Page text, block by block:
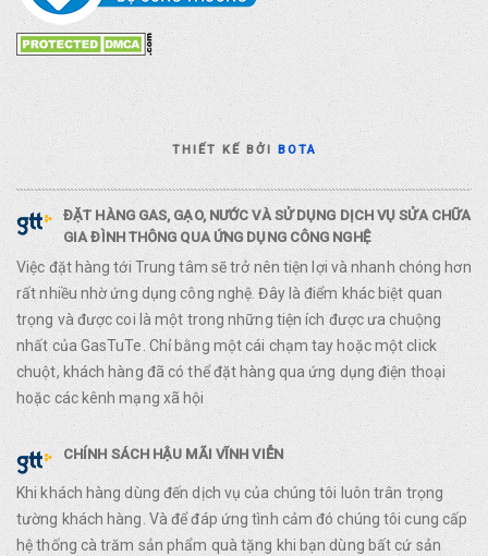
THIẾT KẾ BỞIBOTA
ĐẶT HÀNG GAS, GẠO, NƯỚC VÀ SỬ DỤNG DỊCH VỤ SỬA CHỮA
GIA ĐÌNH THÔNG QUA ỨNG DỤNG CÔNG NGHỆ
Việc đặt hàng tới Trung tâm sẽ trở nên tiện lợi và nhanh chóng hơn
rất nhiều nhờ ứng dụng công nghệ. Đây là điểm khác biệt quan
trọng và được coi là một trong những tiện ích được ưa chuộng
nhất của GasTuTe. Chỉ bằng một cái chạm tay hoặc một click
chuột, khách hàng đã có thể đặt hàng qua ứng dụng điện thoại
hoặc các kênh mạng xã hội
CHÍNH SÁCH HẬU MÃI VĨNH VIỄN
Khi khách hàng dùng đến dịch vụ của chúng tôi luôn trân trọng
tường khách hàng. Và để đáp ứng tình cảm đó chúng tôi cung cấp
hệ thống cà trăm sản phẩm quà tặng khi bạn dùng bất cứ sản